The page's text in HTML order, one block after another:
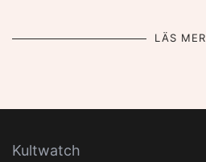
LÄS MER
Kultwatch